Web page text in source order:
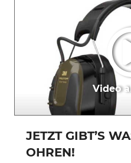
Video
JETZT GIBT’S
OHREN!